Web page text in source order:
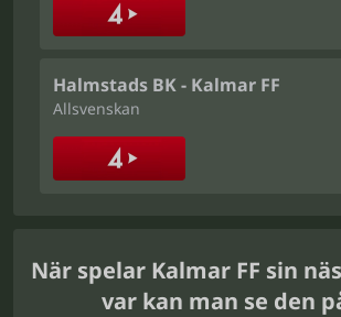
Halmstads BK - Kalmar FF
Allsvenskan
När spelar Kalmar FF sin
var kan man se den